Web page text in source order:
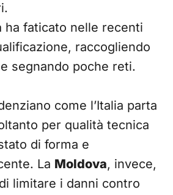
ha faticato nelle recenti
raccogliendo
segnando poche reti.
come l’Italia parta
per qualità tecnica
di forma e
La Moldova, invece,
limitare i danni contro